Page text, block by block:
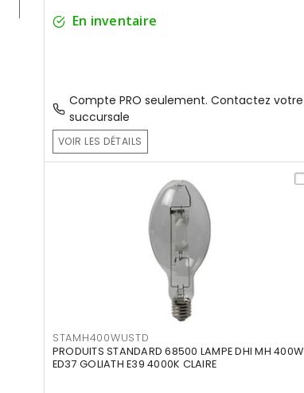
En inventaire
Compte PRO seulement. Contactez votre
succursale
VOIR LES DÉTAILS
STAMH400WUSTD
PRODUITS STANDARD 68500 LAMPE DHI MH 400W
ED37 GOLIATH E39 4000K CLAIRE